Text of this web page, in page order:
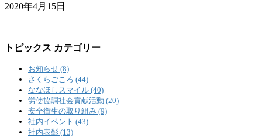
2020年4月15日
トピックス カテゴリー
お知らせ (8)
さくらごころ (44)
ななほしスマイル (40)
労使協調社会貢献活動 (20)
安全衛生の取り組み (9)
社内イベント (43)
社内表彰 (13)